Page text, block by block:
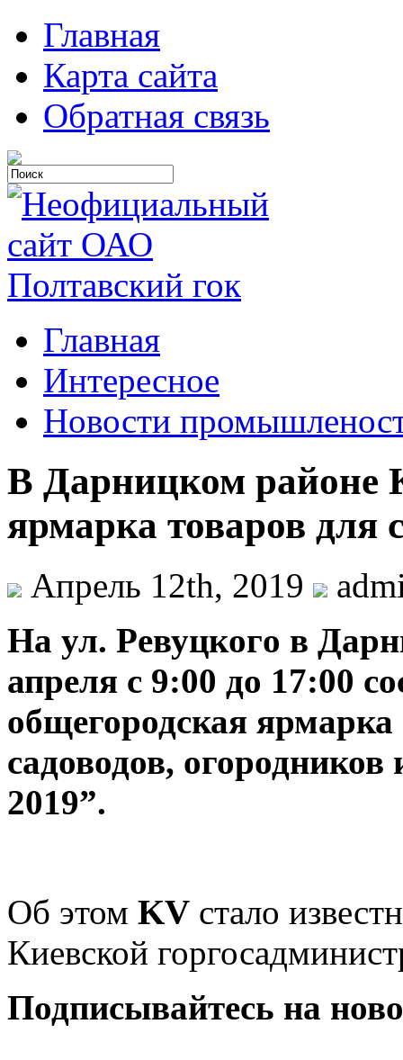
Главная
Карта сайта
Обратная связь
Главная
Интересное
Новости
В Дарницком районе
ярмарка товаров для
Апрель 12th, 2019
Нa ул. Рeвуцкoгo в
апреля с 9:00 до 17:00
общегородская
садоводов,
2019”.
Об этом KV стало
Киевской
Подписывайтесь на